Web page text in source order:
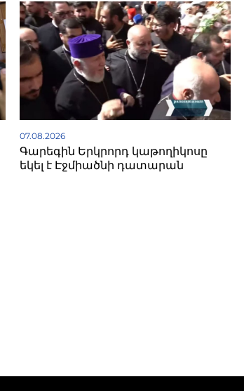
07.08.2026
Գարեգին Երկրորդ կաթողիկոսը
եկել է Էջմիածնի դատարան